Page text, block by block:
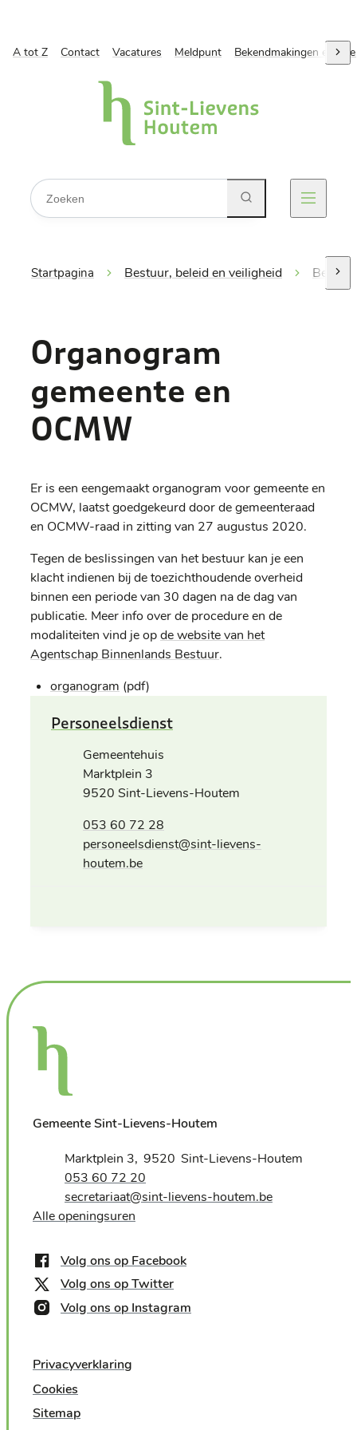
Naar inhoud
Gemeente Sint-Lievens-Houtem
A tot Z Contact Vacatures Meldpunt Bekendmakingen en
Waarmee kunnen we jou helpen?
Menu
Startpagina Bestuur, beleid en veiligheid Beleid
Organogram
gemeente en
OCMW
Er is een eengemaakt organogram voor gemeente en
OCMW, laatst goedgekeurd door de gemeenteraad
en OCMW-raad in zitting van 27 augustus 2020.
Tegen de beslissingen van het bestuur kan je een
klacht indienen bij de toezichthoudende overheid
binnen een periode van 30 dagen na de dag van
publicatie. Meer info over de procedure en de
modaliteiten vind je opde website van het
Agentschap Binnenlands Bestuur.
organogram (pdf)
Contact
Personeelsdienst
AdresGemeentehuis
Marktplein 3
,9520 Sint-Lievens-Houtem
053 60 72 28
E-mailpersoneelsdienst@sint-lievens-
houtem.be
Gemeente Sint-Lievens-Houtem
AdresMarktplein 3 ,9520 Sint-Lievens-Houtem
053 60 72 20
E-mailsecretariaat@sint-lievens-houtem.be
Alle openingsuren
Volg ons op Facebook
Volg ons op Twitter
Volg ons op Instagram
Privacyverklaring
Cookies
Sitemap